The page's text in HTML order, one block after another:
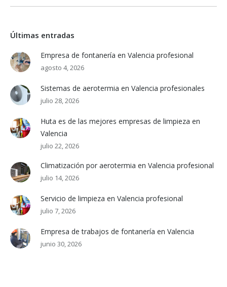
Últimas entradas
Empresa de fontanería en Valencia profesional
agosto 4, 2026
Sistemas de aerotermia en Valencia profesionales
julio 28, 2026
Huta es de las mejores empresas de limpieza en
Valencia
julio 22, 2026
Climatización por aerotermia en Valencia profesional
julio 14, 2026
Servicio de limpieza en Valencia profesional
julio 7, 2026
Empresa de trabajos de fontanería en Valencia
junio 30, 2026